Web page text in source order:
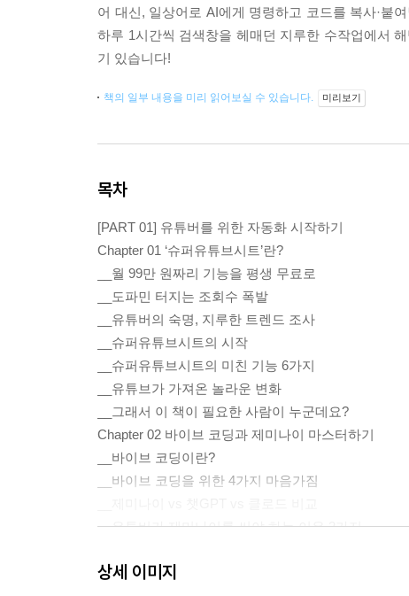
어 대신, 일상어로 AI에게 명령하고 코드를 복사·붙
하루 1시간씩 검색창을 헤매던 지루한 수작업에서
기 있습니다!
책의 일부 내용을 미리 읽어보실 수 있습니다. 미리보기
목차
[PART 01] 유튜버를 위한 자동화 시작하기
Chapter 01 ‘슈퍼유튜브시트’란?
__월 99만 원짜리 기능을 평생 무료로
__도파민 터지는 조회수 폭발
__유튜버의 숙명, 지루한 트렌드 조사
__슈퍼유튜브시트의 시작
__슈퍼유튜브시트의 미친 기능 6가지
__유튜브가 가져온 놀라운 변화
__그래서 이 책이 필요한 사람이 누군데요?
Chapter 02 바이브 코딩과 제미나이 마스터하기
__바이브 코딩이란?
__바이브 코딩을 위한 4가지 마음가짐
__유튜버가 제미나이를 써야 하는 이유 2가지
__제미나이 무료 가입하기
상세 이미지